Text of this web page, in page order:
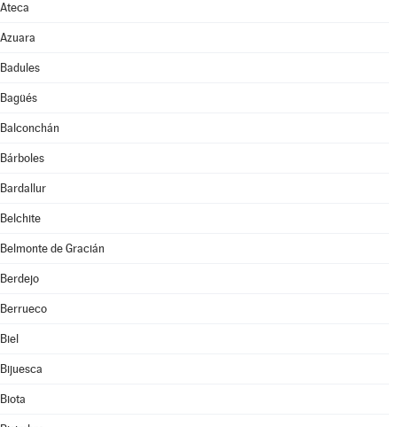
Ateca
Azuara
Badules
Bagüés
Balconchán
Bárboles
Bardallur
Belchite
Belmonte de Gracián
Berdejo
Berrueco
Biel
Bijuesca
Biota